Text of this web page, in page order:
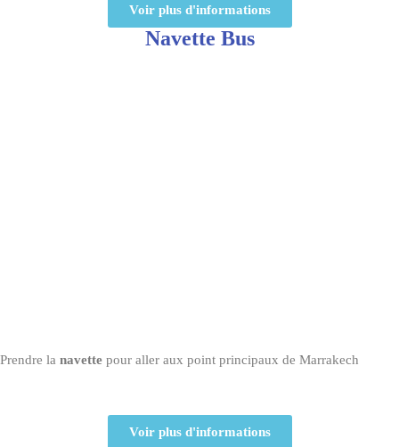
Voir plus d'informations
Navette Bus
Prendre la navette pour aller aux point principaux de Marrakech
Voir plus d'informations